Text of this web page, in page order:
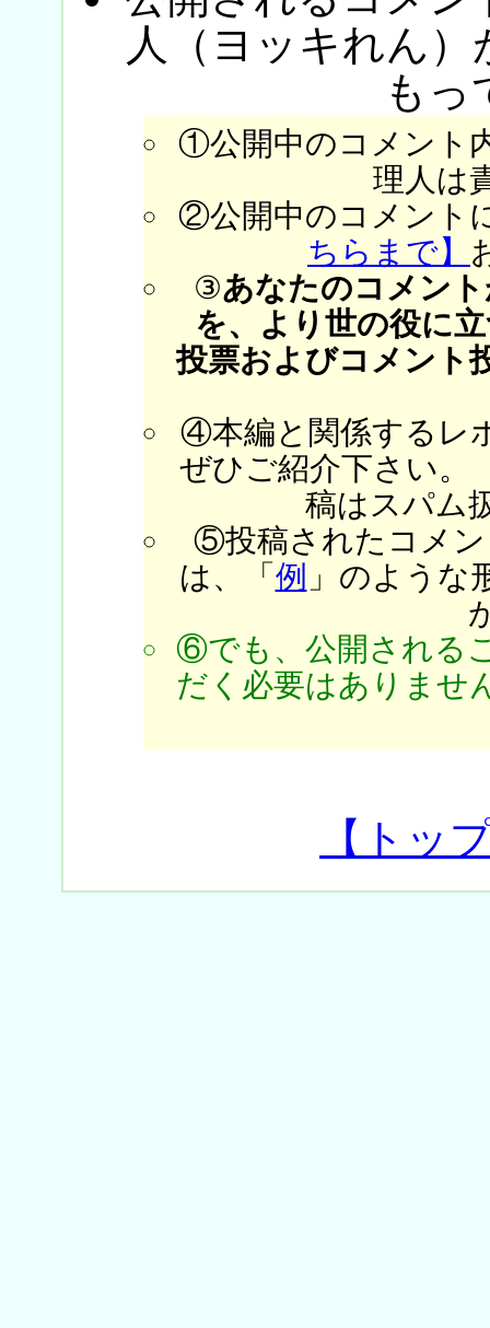
人（ヨッキれん
もっ
①公開中のコメント
理人は
②公開中のコメント
ちらまで】
③あなたのコメン
を、より世の役に
投票およびコメント
④本編と関係するレ
ぜひご紹介下さい。
稿はスパム
⑤投稿されたコメン
は、「 例 」のような
⑥でも、公開される
だく必要はありませ
【トッ